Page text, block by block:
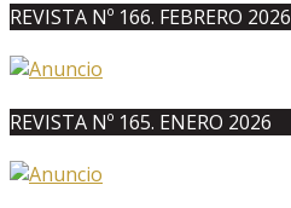
REVISTA Nº 166. FEBRERO 2026
REVISTA Nº 165. ENERO 2026